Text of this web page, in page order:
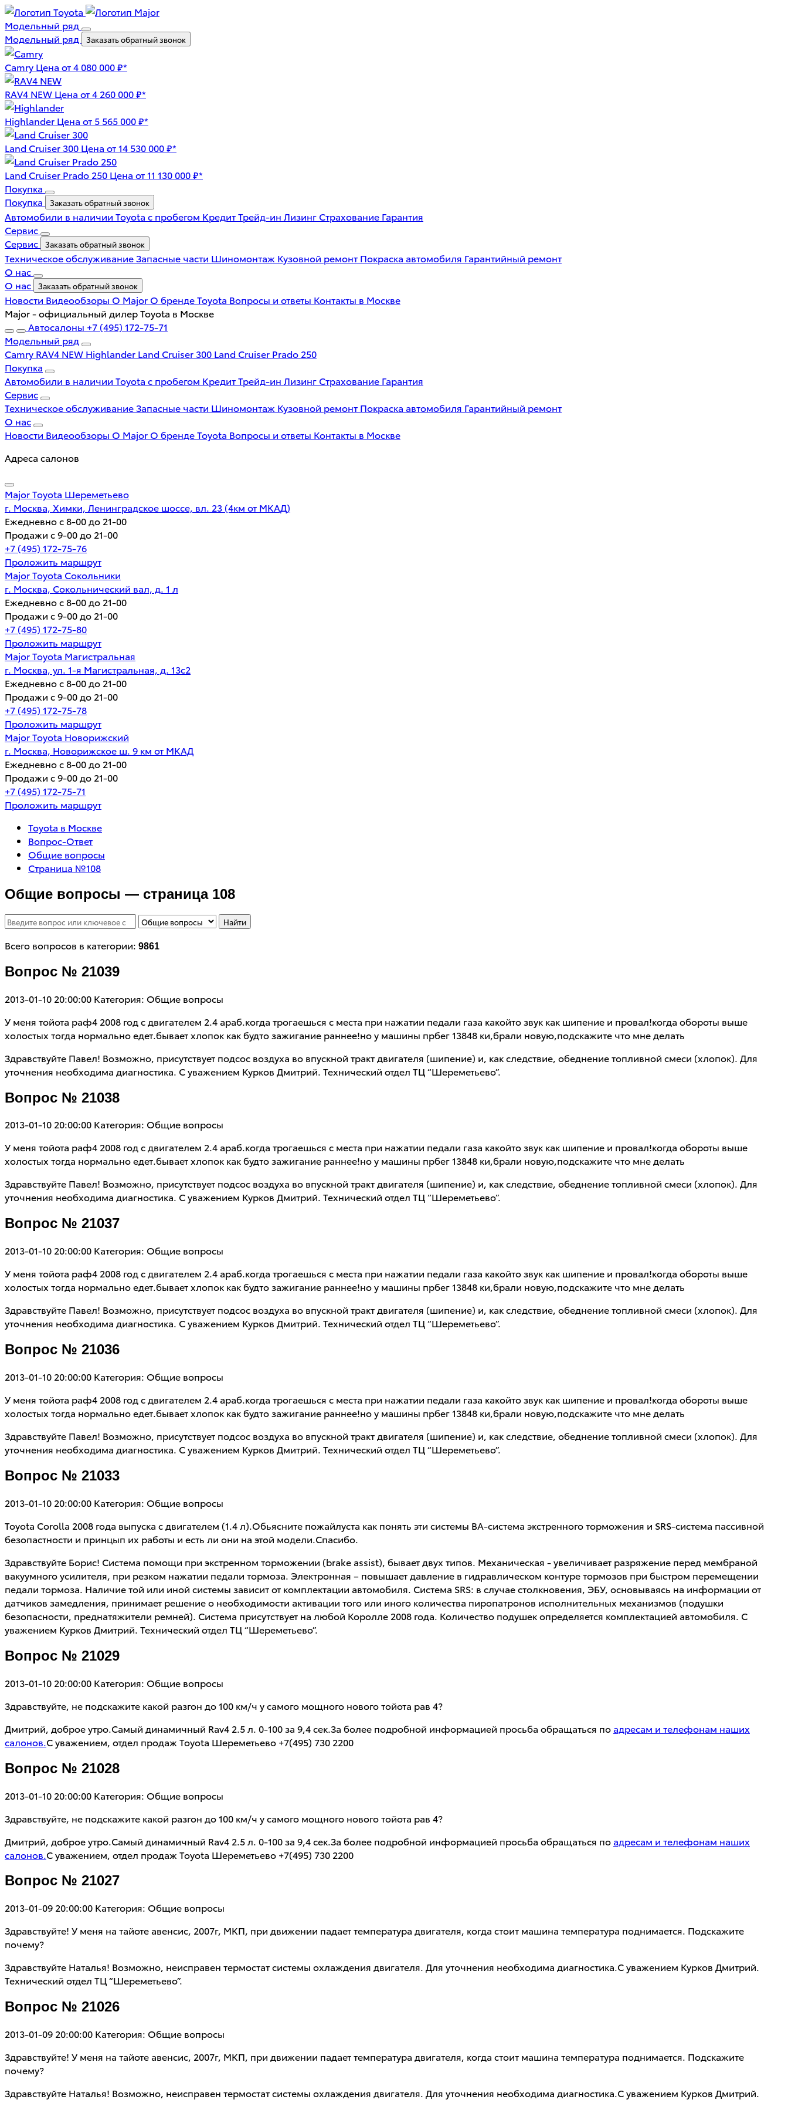
Модельный ряд
Модельный ряд
Заказать обратный звонок
Camry Цена от 4 080 000 ₽*
RAV4 NEW Цена от 4 260 000 ₽*
Highlander Цена от 5 565 000 ₽*
Land Cruiser 300 Цена от 14 530 000 ₽*
Land Cruiser Prado 250 Цена от 11 130 000 ₽*
Покупка
Покупка
Заказать обратный звонок
Автомобили в наличии Toyota с пробегом КредитТрейд-ин Лизинг Страхование Гарантия
Сервис
Сервис
Заказать обратный звонок
Техническое обслуживаниеЗапасные части Шиномонтаж Кузовной ремонт Покраска автомобиля Гарантийный ремонт
О нас
О нас
Заказать обратный звонок
Новости Видеообзоры О Major О бренде Toyota Вопросы и ответы Контакты в Москве
Major - официальный дилер Toyota в Москве
Автосалоны +7 (495) 172-75-71
Модельный ряд
Camry RAV4 NEW Highlander Land Cruiser 300 Land Cruiser Prado 250
Покупка
Автомобили в наличии Toyota с пробегом КредитТрейд-ин Лизинг Страхование Гарантия
Сервис
Техническое обслуживаниеЗапасные части Шиномонтаж Кузовной ремонт Покраска автомобиля Гарантийный ремонт
О нас
Новости Видеообзоры О Major О бренде Toyota Вопросы и ответы Контакты в Москве
Адреса салонов
Major Toyota Шереметьево
г. Москва, Химки, Ленинградское шоссе, вл. 23 (4км от МКАД)
Ежедневно с 8-00 до 21-00
Продажи с 9-00 до 21-00
+7 (495) 172-75-76
Проложить маршрут
Major Toyota Сокольники
г. Москва, Сокольнический вал, д. 1 л
Ежедневно с 8-00 до 21-00
Продажи с 9-00 до 21-00
+7 (495) 172-75-80
Проложить маршрут
Major Toyota Магистральная
г. Москва, ул. 1-я Магистральная, д. 13с2
Ежедневно с 8-00 до 21-00
Продажи с 9-00 до 21-00
+7 (495) 172-75-78
Проложить маршрут
Major Toyota Новорижский
г. Москва, Новорижское ш. 9 км от МКАД
Ежедневно с 8-00 до 21-00
Продажи с 9-00 до 21-00
+7 (495) 172-75-71
Проложить маршрут
Toyota в Москве
Вопрос-Ответ
Общие вопросы
Страница №108
Общие вопросы — страница 108
Найти
Всего вопросов в категории: 9861
Вопрос № 21039
2013-01-10 20:00:00 Категория: Общие вопросы
У меня тойота раф4 2008 год с двигателем 2.4 араб.когда трогаешься с места при нажатии педали газа какойто звук как шипение и провал!когда обороты выше
холостых тогда нормально едет.бывает хлопок как будто зажигание раннее!но у машины прбег 13848 ки,брали новую,подскажите что мне делать
Здравствуйте Павел! Возможно, присутствует подсос воздуха во впускной тракт двигателя (шипение) и, как следствие, обеднение топливной смеси (хлопок). Для
уточнения необходима диагностика. С уважением Курков Дмитрий. Технический отдел ТЦ “Шереметьево”.
Вопрос № 21038
2013-01-10 20:00:00 Категория: Общие вопросы
У меня тойота раф4 2008 год с двигателем 2.4 араб.когда трогаешься с места при нажатии педали газа какойто звук как шипение и провал!когда обороты выше
холостых тогда нормально едет.бывает хлопок как будто зажигание раннее!но у машины прбег 13848 ки,брали новую,подскажите что мне делать
Здравствуйте Павел! Возможно, присутствует подсос воздуха во впускной тракт двигателя (шипение) и, как следствие, обеднение топливной смеси (хлопок). Для
уточнения необходима диагностика. С уважением Курков Дмитрий. Технический отдел ТЦ “Шереметьево”.
Вопрос № 21037
2013-01-10 20:00:00 Категория: Общие вопросы
У меня тойота раф4 2008 год с двигателем 2.4 араб.когда трогаешься с места при нажатии педали газа какойто звук как шипение и провал!когда обороты выше
холостых тогда нормально едет.бывает хлопок как будто зажигание раннее!но у машины прбег 13848 ки,брали новую,подскажите что мне делать
Здравствуйте Павел! Возможно, присутствует подсос воздуха во впускной тракт двигателя (шипение) и, как следствие, обеднение топливной смеси (хлопок). Для
уточнения необходима диагностика. С уважением Курков Дмитрий. Технический отдел ТЦ “Шереметьево”.
Вопрос № 21036
2013-01-10 20:00:00 Категория: Общие вопросы
У меня тойота раф4 2008 год с двигателем 2.4 араб.когда трогаешься с места при нажатии педали газа какойто звук как шипение и провал!когда обороты выше
холостых тогда нормально едет.бывает хлопок как будто зажигание раннее!но у машины прбег 13848 ки,брали новую,подскажите что мне делать
Здравствуйте Павел! Возможно, присутствует подсос воздуха во впускной тракт двигателя (шипение) и, как следствие, обеднение топливной смеси (хлопок). Для
уточнения необходима диагностика. С уважением Курков Дмитрий. Технический отдел ТЦ “Шереметьево”.
Вопрос № 21033
2013-01-10 20:00:00 Категория: Общие вопросы
Toyota Corolla 2008 года выпуска с двигателем (1.4 л).Обьясните пожайлуста как понять эти системы ВА-система экстренного торможения и SRS-система пассивной
безопастности и принцып их работы и есть ли они на этой модели.Спасибо.
Здравствуйте Борис! Система помощи при экстренном торможении (brake assist), бывает двух типов. Механическая - увеличивает разряжение перед мембраной
вакуумного усилителя, при резком нажатии педали тормоза. Электронная – повышает давление в гидравлическом контуре тормозов при быстром перемещении
педали тормоза. Наличие той или иной системы зависит от комплектации автомобиля. Система SRS: в случае столкновения, ЭБУ, основываясь на информации от
датчиков замедления, принимает решение о необходимости активации того или иного количества пиропатронов исполнительных механизмов (подушки
безопасности, преднатяжители ремней). Система присутствует на любой Королле 2008 года. Количество подушек определяется комплектацией автомобиля. С
уважением Курков Дмитрий. Технический отдел ТЦ “Шереметьево”.
Вопрос № 21029
2013-01-10 20:00:00 Категория: Общие вопросы
Здравствуйте, не подскажите какой разгон до 100 км/ч у самого мощного нового тойота рав 4?
Дмитрий, доброе утро.Самый динамичный Rav4 2.5 л. 0-100 за 9,4 сек.За более подробной информацией просьба обращаться по адресам и телефонам наших
салонов.С уважением, отдел продаж Toyota Шереметьево +7(495) 730 2200
Вопрос № 21028
2013-01-10 20:00:00 Категория: Общие вопросы
Здравствуйте, не подскажите какой разгон до 100 км/ч у самого мощного нового тойота рав 4?
Дмитрий, доброе утро.Самый динамичный Rav4 2.5 л. 0-100 за 9,4 сек.За более подробной информацией просьба обращаться по адресам и телефонам наших
салонов. С уважением, отдел продаж Toyota Шереметьево +7(495) 730 2200
Вопрос № 21027
2013-01-09 20:00:00 Категория: Общие вопросы
Здравствуйте! У меня на тайоте авенсис, 2007г, МКП, при движении падает температура двигателя, когда стоит машина температура поднимается. Подскажите
почему?
Здравствуйте Наталья! Возможно, неисправен термостат системы охлаждения двигателя. Для уточнения необходима диагностика.С уважением Курков Дмитрий.
Технический отдел ТЦ “Шереметьево”.
Вопрос № 21026
2013-01-09 20:00:00 Категория: Общие вопросы
Здравствуйте! У меня на тайоте авенсис, 2007г, МКП, при движении падает температура двигателя, когда стоит машина температура поднимается. Подскажите
почему?
Здравствуйте Наталья! Возможно, неисправен термостат системы охлаждения двигателя. Для уточнения необходима диагностика.С уважением Курков Дмитрий.